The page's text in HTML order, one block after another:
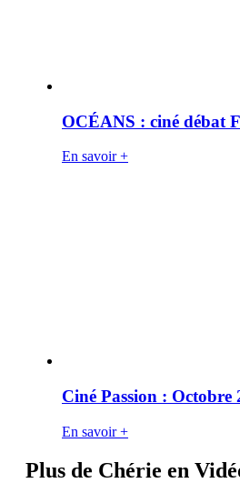
OCÉANS : ciné débat
En savoir +
Ciné Passion : Octobre
En savoir +
Plus de Chérie en